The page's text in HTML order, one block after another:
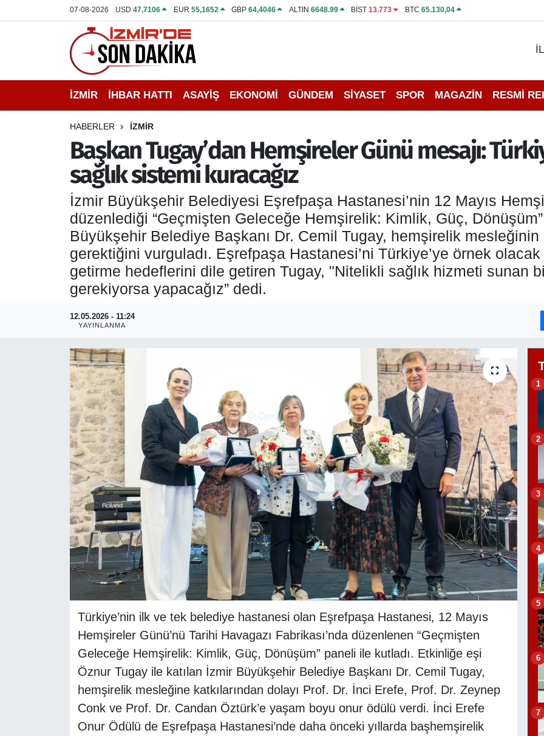
07-08-2026 USD47,7106 EUR 55,1652 GBP64,4046 ALTIN 6648.99 BİST13.773 BTC 65.130,04
İZMİR İHBAR HATTI ASAYİŞ EKONOMİ GÜNDEM SİYASET SPOR MAGAZİN RESMİ
HABERLER İZMİR
Başkan Tugay’dan Hemşireler Günü mesajı:
sağlık sistemi kuracağız
İzmir Büyükşehir Belediyesi Eşrefpaşa Hastanesi’nin 12 Mayıs
düzenlediği “Geçmişten Geleceğe Hemşirelik: Kimlik, Güç,
Büyükşehir Belediye Başkanı Dr. Cemil Tugay, hemşirelik
gerektiğini vurguladı. Eşrefpaşa Hastanesi’ni Türkiye’ye örnek
getirme hedeflerini dile getiren Tugay, "Nitelikli sağlık hizmeti sunan
gerekiyorsa yapacağız” dedi.
12.05.2026 - 11:24
YAYINLANMA
Türkiye’nin ilk ve tek belediye hastanesi olan Eşrefpaşa Hastanesi, 12 Mayıs
Hemşireler Günü’nü Tarihi Havagazı Fabrikası’nda düzenlenen “Geçmişten
Geleceğe Hemşirelik: Kimlik, Güç, Dönüşüm” paneli ile kutladı. Etkinliğe eşi
Öznur Tugay ile katılan İzmir Büyükşehir Belediye Başkanı Dr. Cemil Tugay,
hemşirelik mesleğine katkılarından dolayı Prof. Dr. İnci Erefe, Prof. Dr. Zeynep
Conk ve Prof. Dr. Candan Öztürk’e yaşam boyu onur ödülü verdi. İnci Erefe
Onur Ödülü de Eşrefpaşa Hastanesi’nde daha önceki yıllarda başhemşirelik
1
2
3
4
5
6
7
İHBAR HATTI
DEPREM
EKONOMİ
SİYASET
ASAYİŞ
RESMİ REKLAM
İzmir Nöbetçi Eczaneler
İzmir Hava Durumu
İzmir Namaz Vakitleri
İzmir Trafik Yoğunluk Haritası
Puan Durumu ve Fikstür
Tüm Manşetler
Son Dakika Haberleri
Haber Arşivi